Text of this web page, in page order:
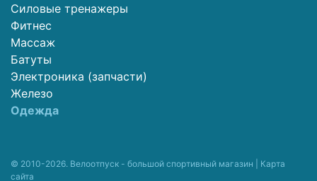
Силовые тренажеры
Фитнес
Массаж
Батуты
Электроника (запчасти)
Железо
Одежда
© 2010-2026. Велоотпуск - большой спортивный магазин | Карта
сайта